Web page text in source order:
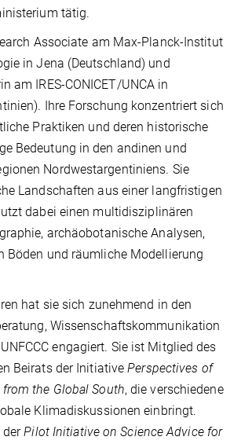
tätig.
Associate am Max-Planck-Institut
in Jena (Deutschland) und
am IRES-CONICET/UNCA in
Ihre Forschung konzentriert sich
Praktiken und deren historische
Bedeutung in den andinen und
Nordwestargentiniens. Sie
Landschaften aus einer langfristigen
dabei einen multidisziplinären
archäobotanische Analysen,
Böden und räumliche Modellierung
hat sie sich zunehmend in den
Wissenschaftskommunikation
engagiert. Sie ist Mitglied des
Beirats der InitiativePerspectives of
the Global South, die verschiedene
Klimadiskussionen einbringt.
derPilot Initiative on Science Advice for